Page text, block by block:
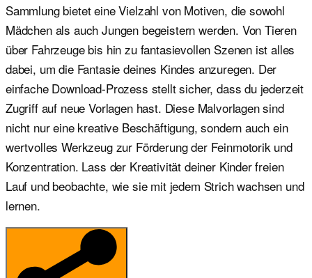
Sammlung bietet eine Vielzahl von Motiven, die sowohl
Mädchen als auch Jungen begeistern werden. Von Tieren
über Fahrzeuge bis hin zu fantasievollen Szenen ist alles
dabei, um die Fantasie deines Kindes anzuregen. Der
einfache Download-Prozess stellt sicher, dass du jederzeit
Zugriff auf neue Vorlagen hast. Diese Malvorlagen sind
nicht nur eine kreative Beschäftigung, sondern auch ein
wertvolles Werkzeug zur Förderung der Feinmotorik und
Konzentration. Lass der Kreativität deiner Kinder freien
Lauf und beobachte, wie sie mit jedem Strich wachsen und
lernen.